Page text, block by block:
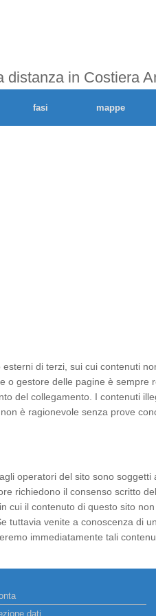
distanza in Costiera
fasi mappe
di terzi, sui cui contenuti
o gestore delle pagine è
del collegamento. I contenuti
è ragionevole senza prove
operatori del sito sono
richiedono il consenso scritto
cui il contenuto di questo sito
tuttavia venite a conoscenza di
immediatamente tali
dati